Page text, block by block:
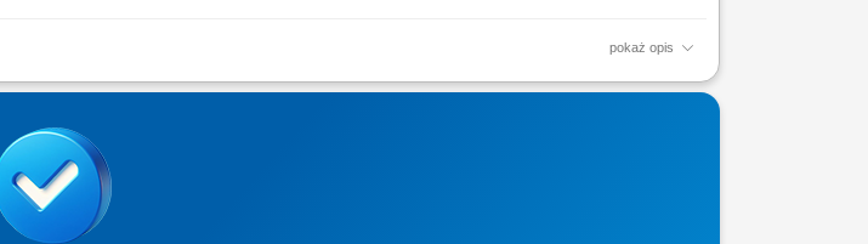
pokaż opis
Malowanie drzwi, sufitów oraz tarasów zewnętrznych; Montaż listew narożnych, zestawów